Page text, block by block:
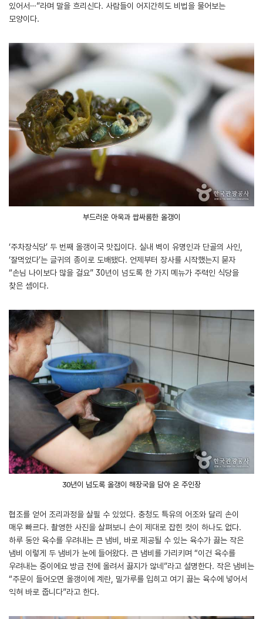
있어서…”라며 말을 흐리신다. 사람들이 어지간히도 비법을 물어보는
모양이다.
부드러운 아욱과 쌉싸롬한 올갱이
‘주차장식당’ 두 번째 올갱이국 맛집이다. 실내 벽이 유명인과 단골의 사인,
‘잘먹었다’는 글귀의 종이로 도배됐다. 언제부터 장사를 시작했는지 묻자
“손님 나이보다 많을 걸요” 30년이 넘도록 한 가지 메뉴가 주력인 식당을
찾은 셈이다.
30년이 넘도록 올갱이 해장국을 담아 온 주인장
협조를 얻어 조리과정을 살필 수 있었다. 충청도 특유의 어조와 달리 손이
매우 빠르다. 촬영한 사진을 살펴보니 손이 제대로 잡힌 컷이 하나도 없다.
하루 동안 육수를 우려내는 큰 냄비, 바로 제공될 수 있는 육수가 끓는 작은
냄비 이렇게 두 냄비가 눈에 들어왔다. 큰 냄비를 가리키며 “이건 육수를
우려내는 중이에요 방금 전에 올려서 끓지가 않네”라고 설명한다. 작은 냄비는
“주문이 들어오면 올갱이에 계란, 밀가루를 입히고 여기 끓는 육수에 넣어서
익혀 바로 줍니다”라고 한다.